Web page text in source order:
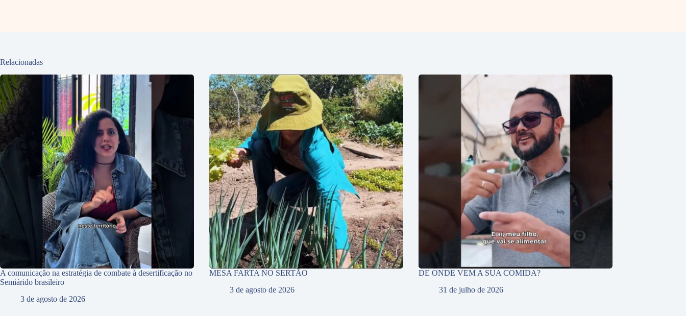
Relacionadas
A comunicação na estratégia de combate à desertificação no
Semiárido brasileiro
3 de agosto de 2026
MESA FARTA NO SERTÃO
3 de agosto de 2026
DE ONDE VEM A SUA COMIDA?
31 de julho de 2026